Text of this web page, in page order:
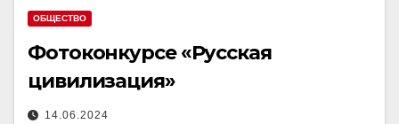
ОБЩЕСТВО
Фотоконкурсе «Русская
цивилизация»
14.06.2024